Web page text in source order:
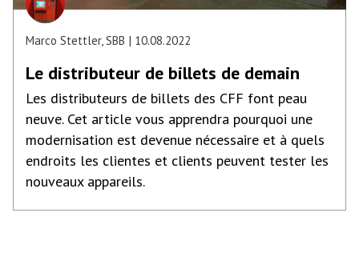
Marco Stettler, SBB 10.08.2022
Le distributeur de billets de demain
Les distributeurs de billets des CFF font peau
neuve. Cet article vous apprendra pourquoi une
modernisation est devenue nécessaire et à quels
endroits les clientes et clients peuvent tester les
nouveaux appareils.